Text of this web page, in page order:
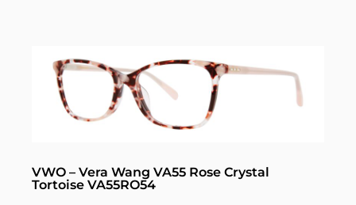
VWO – Vera Wang VA55 Rose Crystal
Tortoise VA55RO54